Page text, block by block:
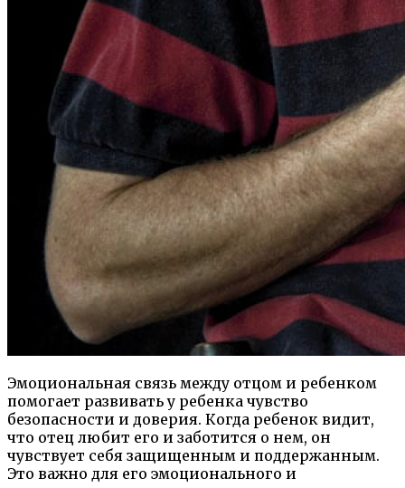
Эмоциональная связь между отцом и ребенком
помогает развивать у ребенка чувство
безопасности и доверия. Когда ребенок видит,
что отец любит его и заботится о нем, он
чувствует себя защищенным и поддержанным.
Это важно для его эмоционального и